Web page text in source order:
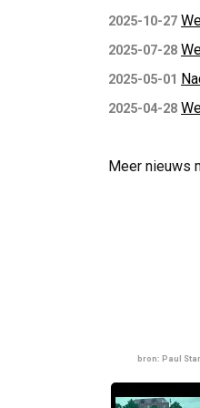
2025-10-27
2025-07-28
2025-05-01
2025-04-28
Meer nieuws
bron: Paul